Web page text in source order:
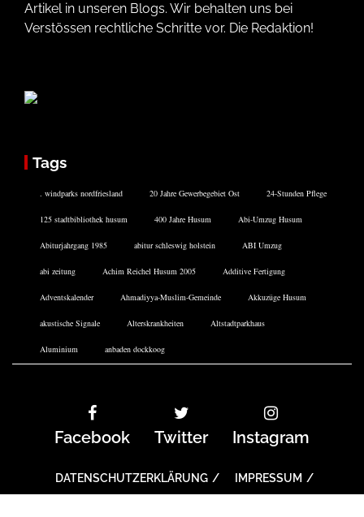
Artikel in unseren Blogs. Wir behalten uns bei
Verstössen rechtliche Schritte vor. Die Redaktion!
Tags
. windparks nordfriesland 20 Jahre Gewerbegebiet Ost 24-Stunden Pflege
125 stadtbibliothek husum 400 Jahre Husum Abi-Umzug Husum
Abiturjahrgang 1985 abitur schleswig holstein ABI Umzug
abi zeitung Achim Reichel Husum 2005 Additive Fertigung
Adventskalender Ahmadiyya-Muslim-Gemeinde Akkuzüge Husum
akustische Signale Alterskrankheiten Altstadtparkhaus
Aluminium anbaden dockkoog
Facebook Twitter Instagram
DATENSCHUTZERKLÄRUNG IMPRESSUM